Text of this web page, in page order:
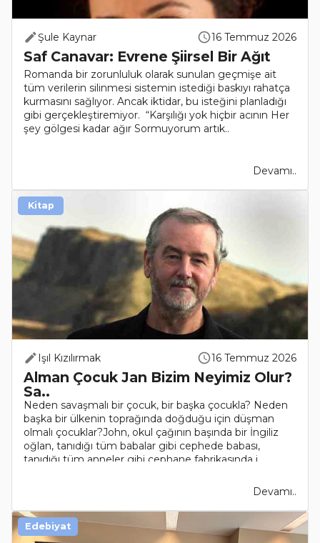
Şule Kaynar 16 Temmuz 2026
Saf Canavar: Evrene Şiirsel Bir Ağıt
Romanda bir zorunluluk olarak sunulan geçmişe ait
tüm verilerin silinmesi sistemin istediği baskıyı rahatça
kurmasını sağlıyor. Ancak iktidar, bu isteğini planladığı
gibi gerçekleştiremiyor. “Karşılığı yok hiçbir acının Her
şey gölgesi kadar ağır Sormuyorum artık..
Devamı..
Işıl Kızılırmak 16 Temmuz 2026
Alman Çocuk Jan Bizim Neyimiz Olur?
Sa..
Neden savaşmalı bir çocuk, bir başka çocukla? Neden
başka bir ülkenin toprağında doğduğu için düşman
olmalı çocuklar?John, okul çağının başında bir İngiliz
oğlan, tanıdığı tüm babalar gibi cephede babası,
tanıdığı tüm anneler gibi cephane fabrikasında i..
Devamı..
Kitap
Edebiyat